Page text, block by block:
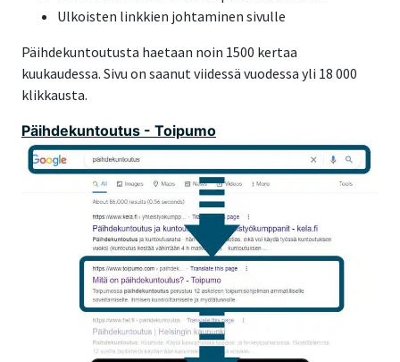
Ulkoisten linkkien johtaminen sivulle
Päihdekuntoutusta haetaan noin 1500 kertaa
kuukaudessa. Sivu on saanut viidessä vuodessa yli 18 000
klikkausta.
Päihdekuntoutus - Toipumo